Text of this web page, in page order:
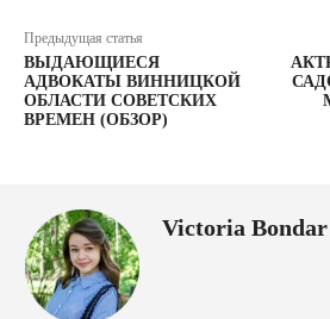
Предыдущая статья
ВЫДАЮЩИЕСЯ
АДВОКАТЫ ВИННИЦКОЙ
ОБЛАСТИ СОВЕТСКИХ
ВРЕМЕН (ОБЗОР)
Victoria Bondar